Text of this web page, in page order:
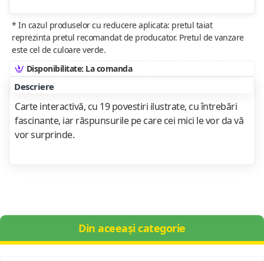
* In cazul produselor cu reducere aplicata: pretul taiat
reprezinta pretul recomandat de producator. Pretul de vanzare
este cel de culoare verde.
Disponibilitate: La comanda
Descriere
Carte interactivă, cu 19 povestiri ilustrate, cu întrebări
fascinante, iar răspunsurile pe care cei mici le vor da vă
vor surprinde.
Din aceeași categorie